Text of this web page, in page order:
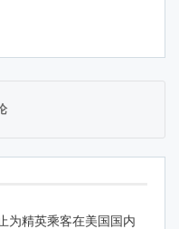
为精英乘客在美国国内